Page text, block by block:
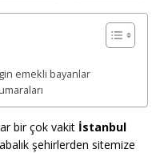
emekli bayanlar
bir çok vakit İstanbul
şehirlerden sitemize